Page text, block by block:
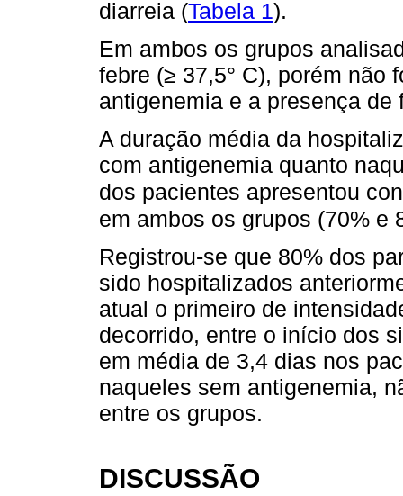
diarreia (Tabela 1).
Em ambos os grupos
febre (≥ 37,5° C), porém não
antigenemia e a presença de
A duração média da
com antigenemia quanto
dos pacientes apresentou
em ambos os grupos (70% e
Registrou-se que 80% dos
sido hospitalizados
atual o primeiro de
decorrido, entre o início dos
em média de 3,4 dias nos
naqueles sem antigenemia,
entre os grupos.
DISCUSSÃO